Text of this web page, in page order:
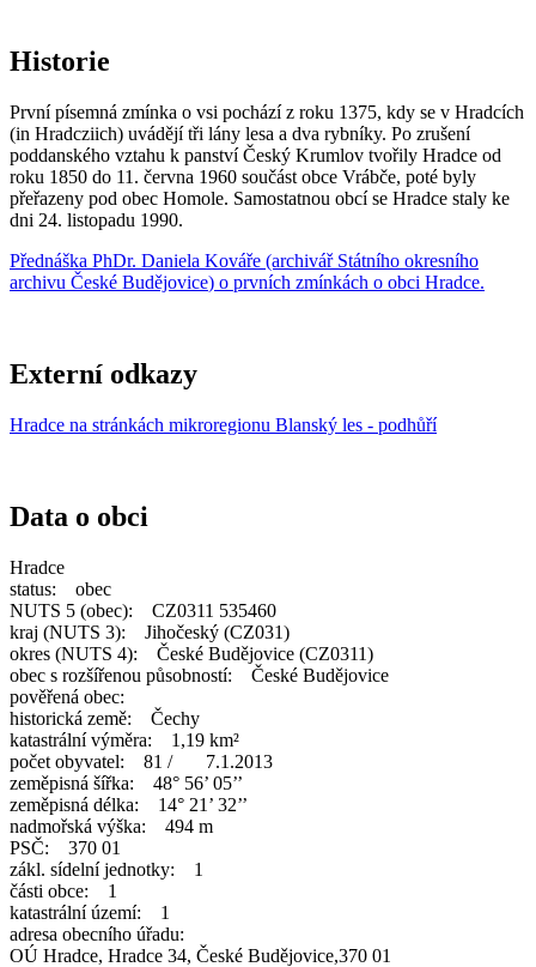
Historie
První písemná zmínka o vsi pochází z roku 1375, kdy se v Hradcích
(in Hradcziich) uvádějí tři lány lesa a dva rybníky. Po zrušení
poddanského vztahu k panství Český Krumlov tvořily Hradce od
roku 1850 do 11. června 1960 součást obce Vrábče, poté byly
přeřazeny pod obec Homole. Samostatnou obcí se Hradce staly ke
dni 24. listopadu 1990.
Přednáška PhDr. Daniela Kováře (archivář Státního okresního
archivu České Budějovice) o prvních zmínkách o obci Hradce.
Externí odkazy
Hradce na stránkách mikroregionu Blanský les - podhůří
Data o obci
Hradce
status: obec
NUTS 5 (obec): CZ0311 535460
kraj (NUTS 3): Jihočeský (CZ031)
okres (NUTS 4): České Budějovice (CZ0311)
obec s rozšířenou působností: České Budějovice
pověřená obec:
historická země: Čechy
katastrální výměra: 1,19 km²
počet obyvatel: 81 / 7.1.2013
zeměpisná šířka: 48° 56’ 05’’
zeměpisná délka: 14° 21’ 32’’
nadmořská výška: 494 m
PSČ: 370 01
zákl. sídelní jednotky: 1
části obce: 1
katastrální území: 1
adresa obecního úřadu:
OÚ Hradce, Hradce 34, České Budějovice,370 01